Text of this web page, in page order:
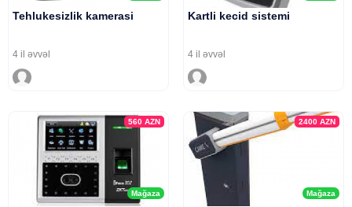
Tehlukesizlik kamerasi
4 il əvvəl
Kartli kecid sistemi
4 il əvvəl
Mağaza
560AZN
Mağaza
2400 AZN